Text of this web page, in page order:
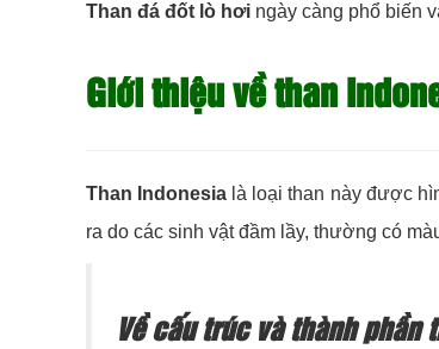
Than đá đốt lò hơi ngày càng phổ biến
Giới thiệu về than
Than Indonesia là loại than này được
ra do các sinh vật đầm lầy, thường có
Về cấu trúc và thành phần